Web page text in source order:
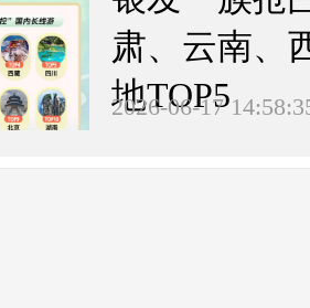
肃、云南、
地TOP5
2026-06-17